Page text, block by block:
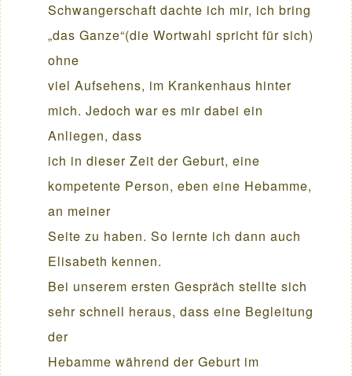
Schwangerschaft dachte ich mir, ich bring
„das Ganze“(die Wortwahl spricht für sich)
ohne
viel Aufsehens, im Krankenhaus hinter
mich. Jedoch war es mir dabei ein
Anliegen, dass
ich in dieser Zeit der Geburt, eine
kompetente Person, eben eine Hebamme,
an meiner
Seite zu haben. So lernte ich dann auch
Elisabeth kennen.
Bei unserem ersten Gespräch stellte sich
sehr schnell heraus, dass eine Begleitung
der
Hebamme während der Geburt im